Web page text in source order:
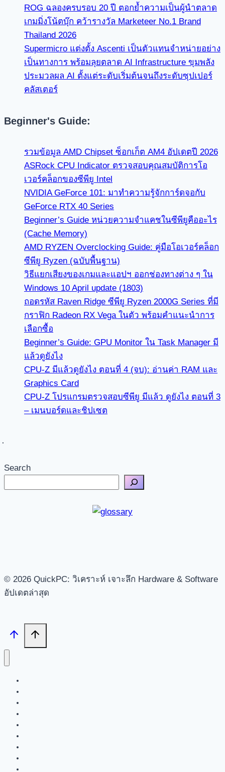
ROG ฉลองครบรอบ 20 ปี ตอกย้ำความเป็นผู้นำตลาด
เกมมิ่งโน้ตบุ๊ก คว้ารางวัล Marketeer No.1 Brand
Thailand 2026
Supermicro แต่งตั้ง Ascenti เป็นตัวแทนจำหน่ายอย่าง
เป็นทางการ พร้อมลุยตลาด AI Infrastructure ขุมพลัง
ประมวลผล AI ตั้งแต่ระดับเริ่มต้นจนถึงระดับซุปเปอร์
คลัสเตอร์
Beginner's Guide:
รวมข้อมูล AMD Chipset ซ็อกเก็ต AM4 อัปเดตปี 2026
ASRock CPU Indicator ตรวจสอบคุณสมบัติการโอ
เวอร์คล็อกของซีพียู Intel
NVIDIA GeForce 101: มาทำความรู้จักการ์ดจอกับ
GeForce RTX 40 Series
Beginner’s Guide หน่วยความจำแคชในซีพียูคืออะไร
(Cache Memory)
AMD RYZEN Overclocking Guide: คู่มือโอเวอร์คล็อก
ซีพียู Ryzen (ฉบับพื้นฐาน)
วิธีแยกเสียงของเกมและแอปฯ ออกช่องทางต่าง ๆ ใน
Windows 10 April update (1803)
ถอดรหัส Raven Ridge ซีพียู Ryzen 2000G Series ที่มี
กราฟิก Radeon RX Vega ในตัว พร้อมคำแนะนำการ
เลือกซื้อ
Beginner’s Guide: GPU Monitor ใน Task Manager มี
แล้วดูยังไง
CPU-Z มีแล้วดูยังไง ตอนที่ 4 (จบ): อ่านค่า RAM และ
Graphics Card
CPU-Z โปรแกรมตรวจสอบซีพียู มีแล้ว ดูยังไง ตอนที่ 3
– เมนบอร์ดและชิปเซต
Search
© 2026 QuickPC: วิเคราะห์ เจาะลึก Hardware & Software
อัปเดตล่าสุด